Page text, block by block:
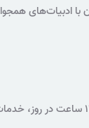
ادبیات‌های
کتابخانه ملی در طول سال فقط سه روز تعطیل است و در سایر